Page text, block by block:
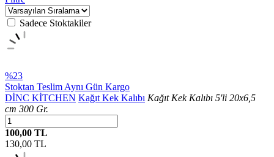
Sadece Stoktakiler
%23
Stoktan Teslim Aynı Gün Kargo
DİNC KİTCHEN Kağıt Kek Kalıbı Kağıt Kek Kalıbı 5'li 20x6,5
cm 300 Gr.
100,00 TL
130,00 TL